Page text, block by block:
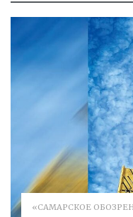
«САМАРСКОЕ